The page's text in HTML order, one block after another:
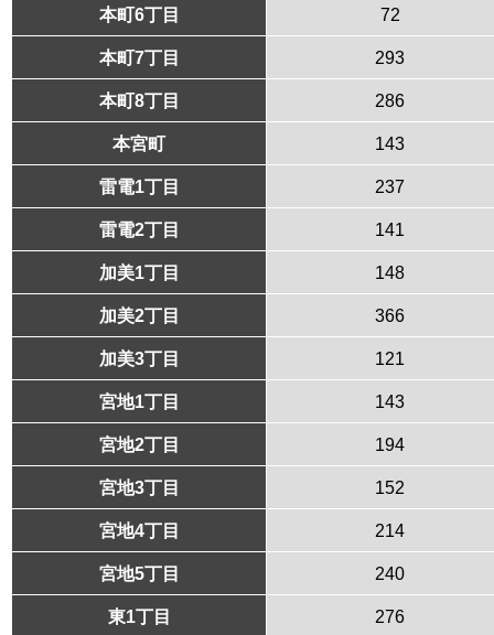
本町6丁目 72
本町7丁目 293
本町8丁目 286
本宮町 143
雷電1丁目 237
雷電2丁目 141
加美1丁目 148
加美2丁目 366
加美3丁目 121
宮地1丁目 143
宮地2丁目 194
宮地3丁目 152
宮地4丁目 214
宮地5丁目 240
東1丁目 276